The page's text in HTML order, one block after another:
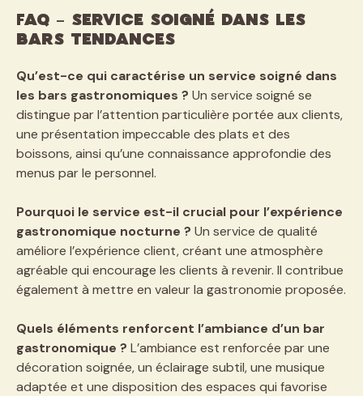
FAQ – Service soigné dans les
bars tendances
Qu’est-ce qui caractérise un service soigné dans
les bars gastronomiques ? Un service soigné se
distingue par l’attention particulière portée aux clients,
une présentation impeccable des plats et des
boissons, ainsi qu’une connaissance approfondie des
menus par le personnel.
Pourquoi le service est-il crucial pour l’expérience
gastronomique nocturne ? Un service de qualité
améliore l’expérience client, créant une atmosphère
agréable qui encourage les clients à revenir. Il contribue
également à mettre en valeur la gastronomie proposée.
Quels éléments renforcent l’ambiance d’un bar
gastronomique ? L’ambiance est renforcée par une
décoration soignée, un éclairage subtil, une musique
adaptée et une disposition des espaces qui favorise